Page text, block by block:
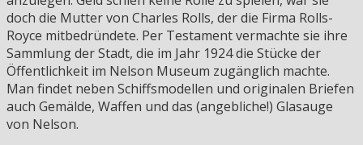
doch die Mutter von Charles Rolls, der die Firma Rolls-
Royce mitbedründete. Per Testament vermachte sie ihre
Sammlung der Stadt, die im Jahr 1924 die Stücke der
Öffentlichkeit im Nelson Museum zugänglich machte.
Man findet neben Schiffsmodellen und originalen Briefen
auch Gemälde, Waffen und das (angebliche!) Glasauge
von Nelson.